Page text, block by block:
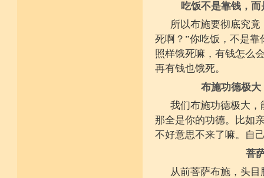
吃饭不是靠钱，
所以布施要彻底究
死啊？”你吃饭，不是
照样饿死嘛，有钱怎么
再有钱也饿死。
布施功德极
我们布施功德极大
那全是你的功德。比如
不好意思不来了嘛。自
菩
从前菩萨布施，头